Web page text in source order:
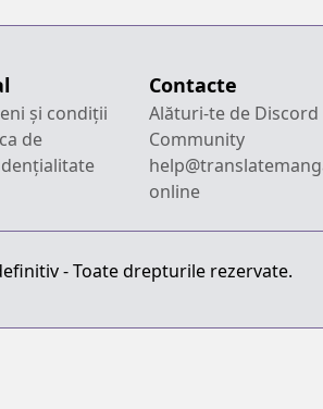
și condiții
de
Contacte
Alături-te de Discord
Community
online
- Toate drepturile rezervate.